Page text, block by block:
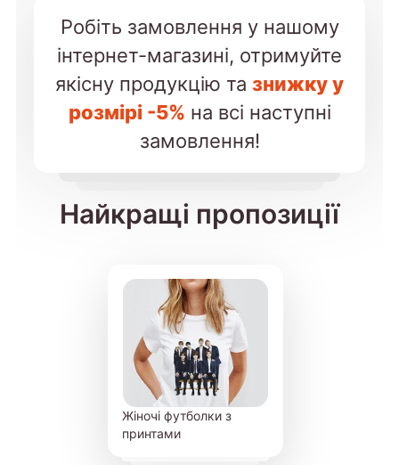
Робіть замовлення у нашому
інтернет-магазині, отримуйте
якісну продукцію та знижку у
розмірі -5% на всі наступні
замовлення!
Найкращі пропозиції
Жіночі футболки з
принтами